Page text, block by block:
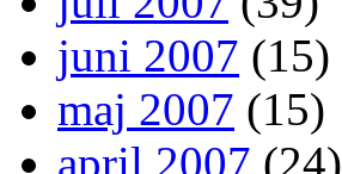
juni 2007 (15)
maj 2007 (15)
april 2007 (24)